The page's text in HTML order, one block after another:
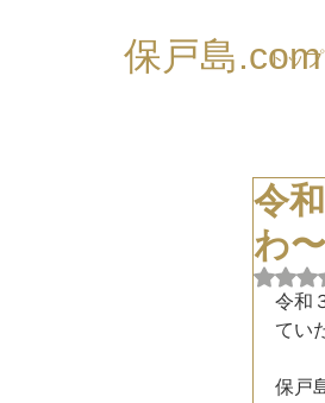
保戸島.com
トップ
令
わ〜
5
令和
てい
保戸